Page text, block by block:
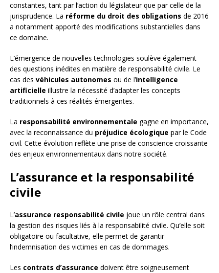
constantes, tant par l’action du législateur que par celle de la
jurisprudence. La réforme du droit des obligations de 2016
a notamment apporté des modifications substantielles dans
ce domaine.
L’émergence de nouvelles technologies soulève également
des questions inédites en matière de responsabilité civile. Le
cas des véhicules autonomes ou de l’intelligence
artificielle illustre la nécessité d’adapter les concepts
traditionnels à ces réalités émergentes.
La responsabilité environnementale gagne en importance,
avec la reconnaissance du préjudice écologique par le Code
civil. Cette évolution reflète une prise de conscience croissante
des enjeux environnementaux dans notre société.
L’assurance et la responsabilité
civile
L’assurance responsabilité civile joue un rôle central dans
la gestion des risques liés à la responsabilité civile. Qu’elle soit
obligatoire ou facultative, elle permet de garantir
l’indemnisation des victimes en cas de dommages.
Les contrats d’assurance doivent être soigneusement